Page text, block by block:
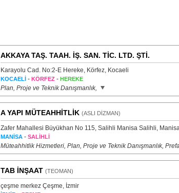
AKKAYA TAŞ. TAAH. İŞ. SAN. TİC. LTD. ŞTİ.
Karayolu Cad. No:2-E Hereke, Körfez, Kocaeli
KOCAELİ- KÖRFEZ- HEREKE
Plan, Proje ve Teknik Danışmanlık,
A YAPI MÜTEAHHİTLİK (ASLI DİZMAN)
Zafer Mahallesi Büyükhan No 115, Salihli Manisa Salihli,
MANİSA- SALİHLİ
Müteahhitlik Hizmetleri, Plan, Proje ve Teknik Danışmanlık,
TAB İNŞAAT (TEOMAN)
çeşme merkez Çeşme, İzmir